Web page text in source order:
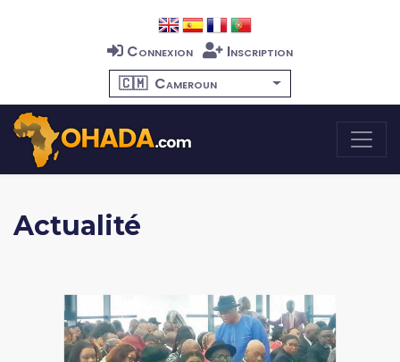
Connexion
Inscription
🇨🇲 Cameroun
Actualité